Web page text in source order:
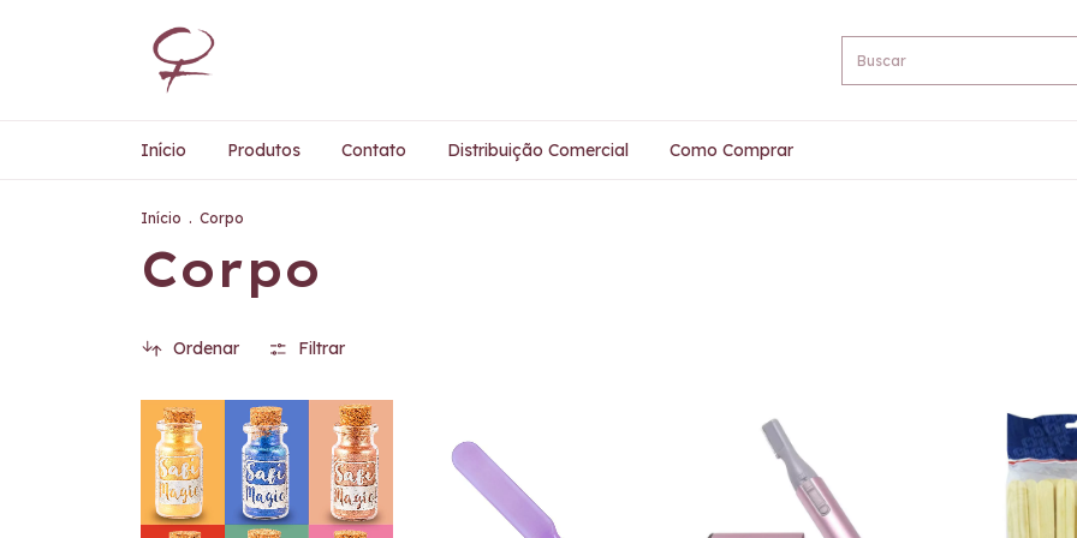
Início Produtos Contato Distribuição Comercial Como Comprar
Início . Corpo
Corpo
Ordenar Filtrar